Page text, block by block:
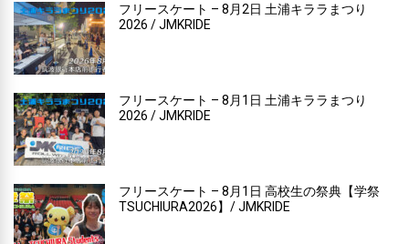
フリースケート – 8月2日 土浦キララまつり
2026 / JMKRIDE
フリースケート – 8月1日 土浦キララまつり
2026 / JMKRIDE
フリースケート – 8月1日 高校生の祭典【学祭
TSUCHIURA2026】/ JMKRIDE